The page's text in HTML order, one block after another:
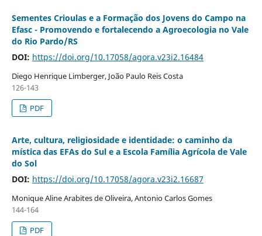
Sementes Crioulas e a Formação dos Jovens do Campo na
Efasc - Promovendo e fortalecendo a Agroecologia no Vale
do Rio Pardo/RS
DOI: https://doi.org/10.17058/agora.v23i2.16484
Diego Henrique Limberger, João Paulo Reis Costa
126-143
PDF
Arte, cultura, religiosidade e identidade: o caminho da
mística das EFAs do Sul e a Escola Família Agrícola de Vale
do Sol
DOI: https://doi.org/10.17058/agora.v23i2.16687
Monique Aline Arabites de Oliveira, Antonio Carlos Gomes
144-164
PDF